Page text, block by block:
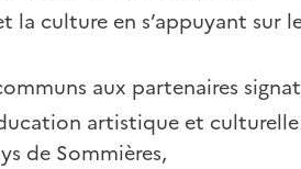
culture en s’appuyant sur
aux partenaires
artistique et
de Sommières,